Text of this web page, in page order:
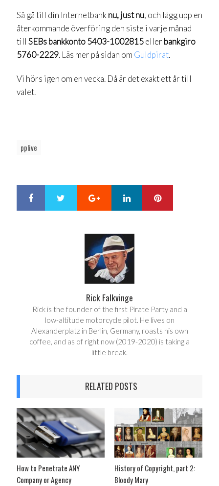
Så gå till din Internetbank nu, just nu, och lägg upp en
återkommande överföring den siste i varje månad
till SEBs bankkonto 5403-1002815eller bankgiro
5760-2229. Läs mer på sidan om Guldpirat.
Vi hörs igen om en vecka. Då är det exakt ett år till
valet.
pplive
Google+ LinkedIn
Rick Falkvinge
Rick is the founder of the first Pirate Party and a
low-altitude motorcycle pilot. He lives on
Alexanderplatz in Berlin, Germany, roasts his own
coffee, and as of right now (2019-2020) is taking a
little break.
RELATED POSTS
How to Penetrate ANY
Company or Agency
History of Copyright, part 2:
Bloody Mary